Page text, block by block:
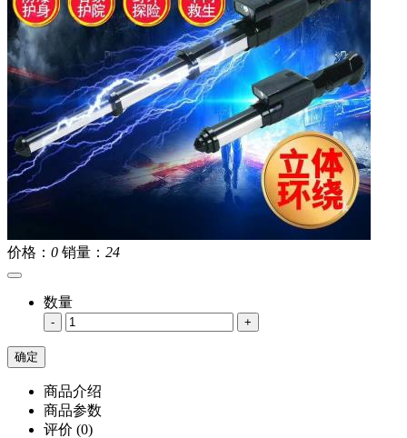
价格： 0 销量： 24
数量
- +
商品介绍
商品参数
评价 (0)